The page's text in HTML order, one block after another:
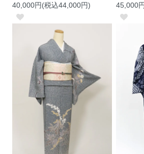
40,000円(税込44,000円)
45,000